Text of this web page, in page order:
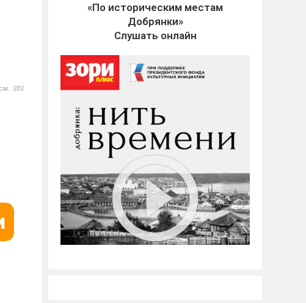
282
«По историческим местам
Добрянки»
Слушать онлайн